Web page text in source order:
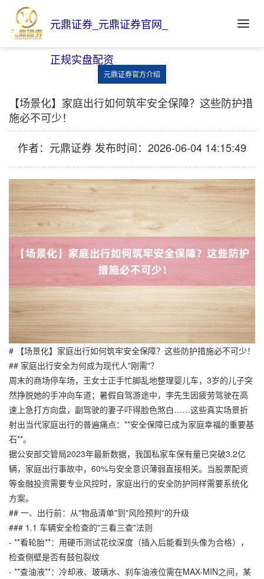
元鼎证券_元鼎证券官网_
正规实盘配资
元鼎证券官方介绍
【场景化】家庭出行如何筑牢安全保障？这些防护措
施必不可少！
作者：元鼎证券 发布时间：2026-06-04 14:15:49
# 【场景化】家庭出行如何筑牢安全保障？这些防护措施必不可少！
## 家庭出行安全为何成为现代人"刚需"？
周末的商场停车场，王女士正手忙脚乱地整理婴儿车，3岁的儿子突
然挣脱她的手冲向车道；暑假自驾游途中，李先生因疲劳驾驶在高
速上急打方向盘，副驾驶的妻子吓得脸色煞白……这些真实场景折
射出当代家庭出行的普遍痛点：**安全保障已成为家庭幸福的重要基
石**。
据公安部交管局2023年最新数据，我国私家车保有量已突破3.2亿
辆，家庭出行事故中，60%与安全意识薄弱直接相关。当股票配资
等金融投资需要专业风控时，家庭出行的安全防护同样需要系统化
方案。
## 一、出行前：从"物品清单"到"风险预判"的升级
### 1.1 车辆安全检查的"三看三查"法则
- **看轮胎**：用硬币测试花纹深度（插入后能看到头像为合格），
检查侧壁是否有鼓包裂纹
- **查油液**：冷却液、玻璃水、刹车油液位需在MAX-MIN之间，某